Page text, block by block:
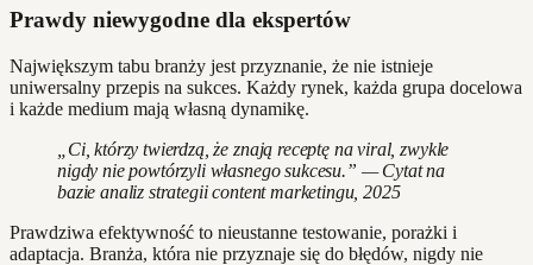
Prawdy niewygodne dla ekspertów
Największym tabu branży jest przyznanie, że nie istnieje
uniwersalny przepis na sukces. Każdy rynek, każda grupa docelowa
i każde medium mają własną dynamikę.
„Ci, którzy twierdzą, że znają receptę na viral, zwykle
nigdy nie powtórzyli własnego sukcesu.” — Cytat na
bazie analiz strategii content marketingu, 2025
Prawdziwa efektywność to nieustanne testowanie, porażki i
adaptacja. Branża, która nie przyznaje się do błędów, nigdy nie